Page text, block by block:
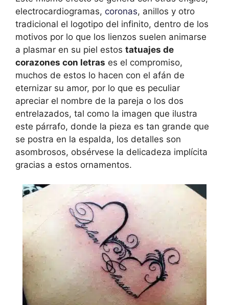
electrocardiogramas, coronas, anillos y otro
tradicional el logotipo del infinito, dentro de los
motivos por lo que los lienzos suelen animarse
a plasmar en su piel estos tatuajes de
corazones con letras es el compromiso,
muchos de estos lo hacen con el afán de
eternizar su amor, por lo que es peculiar
apreciar el nombre de la pareja o los dos
entrelazados, tal como la imagen que ilustra
este párrafo, donde la pieza es tan grande que
se postra en la espalda, los detalles son
asombrosos, obsérvese la delicadeza implícita
gracias a estos ornamentos.